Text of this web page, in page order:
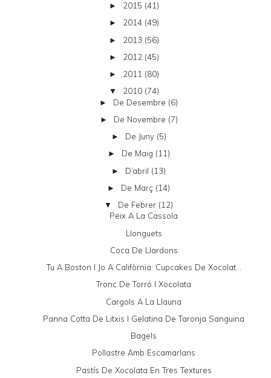
► 2015 (41)
► 2014 (49)
► 2013 (56)
► 2012 (45)
► 2011 (80)
▼ 2010 (74)
► De Desembre (6)
► De Novembre (7)
► De Juny (5)
► De Maig (11)
► D’abril (13)
► De Març (14)
▼ De Febrer (12)
Peix A La Cassola
Llonguets
Coca De Llardons
Tu A Boston I Jo A Califòrnia: Cupcakes De Xocolat...
Tronc De Torró I Xocolata
Cargols A La Llauna
Panna Cotta De Litxis I Gelatina De Taronja Sanguina
Bagels
Pollastre Amb Escamarlans
Pastís De Xocolata En Tres Textures